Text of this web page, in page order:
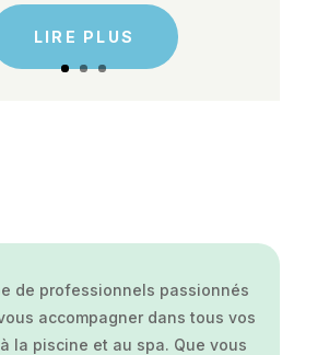
LIRE PLUS
de professionnels passionnés
accompagner dans tous vos
la piscine et au spa. Que vous